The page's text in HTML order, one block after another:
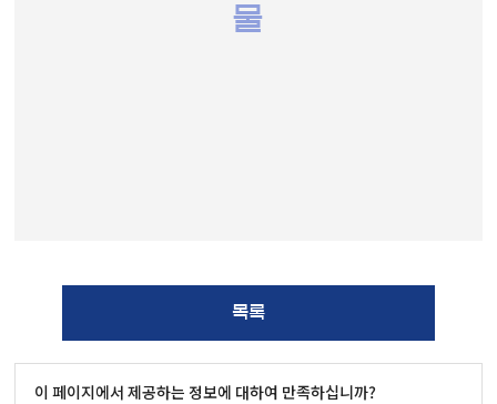
물
목록
이 페이지에서 제공하는 정보에 대하여 만족하십니까?